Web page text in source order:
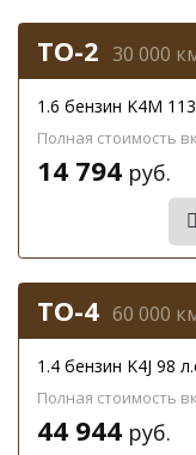
ТО-2 30 000
1.6 бензин K4M
Полная стоимость
14 794 руб.
ТО-4 60 000
1.4 бензин K4J 98
Полная стоимость
44 944 руб.